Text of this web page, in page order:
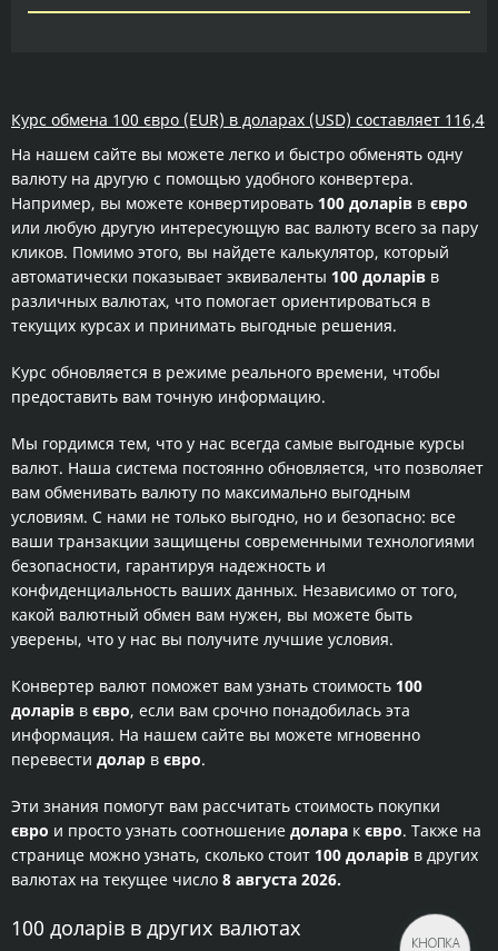
Курс обмена 100 євро (EUR) в доларах (USD) составляет 116,4
На нашем сайте вы можете легко и быстро обменять одну
валюту на другую с помощью удобного конвертера.
Например, вы можете конвертировать 100 доларів в євро
или любую другую интересующую вас валюту всего за пару
кликов. Помимо этого, вы найдете калькулятор, который
автоматически показывает эквиваленты 100 доларів в
различных валютах, что помогает ориентироваться в
текущих курсах и принимать выгодные решения.
Курс обновляется в режиме реального времени, чтобы
предоставить вам точную информацию.
Мы гордимся тем, что у нас всегда самые выгодные курсы
валют. Наша система постоянно обновляется, что позволяет
вам обменивать валюту по максимально выгодным
условиям. С нами не только выгодно, но и безопасно: все
ваши транзакции защищены современными технологиями
безопасности, гарантируя надежность и
конфиденциальность ваших данных. Независимо от того,
какой валютный обмен вам нужен, вы можете быть
уверены, что у нас вы получите лучшие условия.
Конвертер валют поможет вам узнать стоимость 100
доларів в євро, если вам срочно понадобилась эта
информация. На нашем сайте вы можете мгновенно
перевести долар в євро.
Эти знания помогут вам рассчитать стоимость покупки
євро и просто узнать соотношение долара к євро. Также на
странице можно узнать, сколько стоит 100 доларів в других
валютах на текущее число 8 августа 2026.
100 доларів в других валютах
КНОПКА